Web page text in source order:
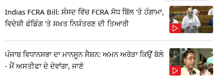
Indias FCRA Bill: ਸੰਸਦ ਵਿੱਚ FCRA ਸੋਧ ਬਿੱਲ 'ਤੇ ਹੰਗਾਮਾ,
ਵਿਦੇਸ਼ੀ ਫੰਡਿੰਗ 'ਤੇ ਸਖ਼ਤ ਨਿਯੰਤਰਣ ਦੀ ਤਿਆਰੀ
ਪੰਜਾਬ ਵਿਧਾਨਸਭਾ ਦਾ ਮਾਨਸੂਨ ਸੈਸ਼ਨ: ਅਮਨ ਅਰੋੜਾ ਕਿਉਂ ਬੋਲੇ
- ਮੈਂ ਅਸਤੀਫਾ ਦੇ ਦੇਵਾਂਗਾ, ਜਾਣੋ